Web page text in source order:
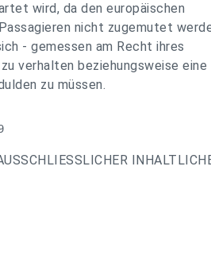
wird, da den europäischen
nicht zugemutet
- gemessen am Recht ihres
verhalten beziehungsweise eine
zu müssen.